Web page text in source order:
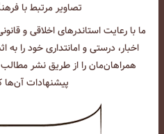
تصاویر مرتبط با
ما با رعایت استاندرهای اخلاقی و
اخبار، درستی و امانتداری خود را به
همراهان‌مان را از طریق نشر
پیشنهادات